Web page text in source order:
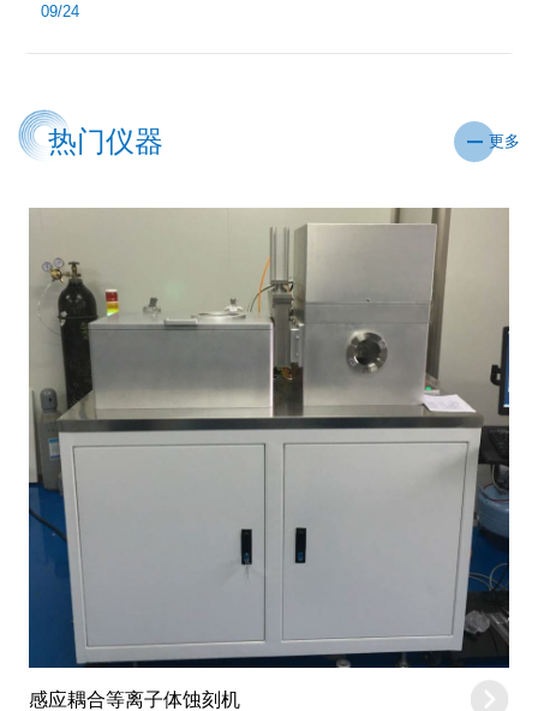
09/24
热门仪器 更多
感应耦合等离子体蚀刻机